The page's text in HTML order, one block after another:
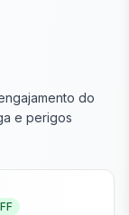
do
e perigos